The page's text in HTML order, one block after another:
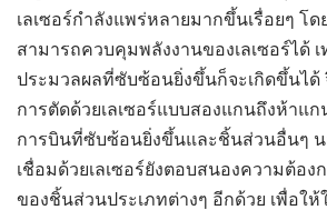
เลเซอร์กำลังแพร่หลายมากขึ้นเรื่อยๆ โด
สามารถควบคุมพลังงานของเลเซอร์ได้
ประมวลผลที่ซับซ้อนยิ่งขึ้นก็จะเกิดขึ้นได้
การตัดด้วยเลเซอร์แบบสองแกนถึงห้าแก
การบินที่ซับซ้อนยิ่งขึ้นและชิ้นส่วนอื่นๆ
เชื่อมด้วยเลเซอร์ยังตอบสนองความต้อง
ของชิ้นส่วนประเภทต่างๆ อีกด้วย เพื่อให้